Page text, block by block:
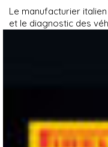
Le manufacturier
et le diagnostic des